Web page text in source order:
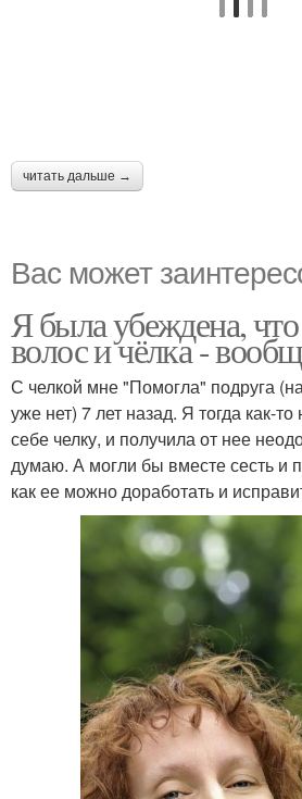
читать дальше →
Вас может
Я была убеждена,
волос и чёлка -
С челкой мне "Помогла" подруга
уже нет) 7 лет назад. Я тогда как-
себе челку, и получила от нее
думаю. А могли бы вместе сесть и
как ее можно доработать и